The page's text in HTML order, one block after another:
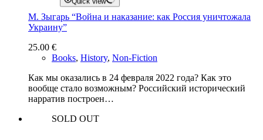
М. Зыгарь “Война и наказание: как Россия уничтожала
Украину”
25.00 €
Books, History, Non-Fiction
Как мы оказались в 24 февраля 2022 года? Как это
вообще стало возможным? Российский исторический
нарратив построен…
SOLD OUT